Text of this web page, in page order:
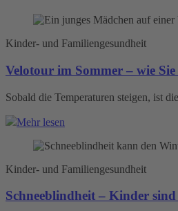
Kinder- und Familiengesundheit
Velotour im Sommer – wie
Sobald die Temperaturen steigen, ist
Mehr lesen
Kinder- und Familiengesundheit
Schneeblindheit – Kinder